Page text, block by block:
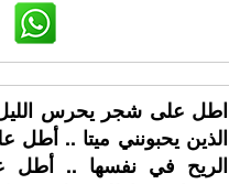
اطل على شجر يحرس
الذين يحبونني ميتا ..
الريح في نفسها ..